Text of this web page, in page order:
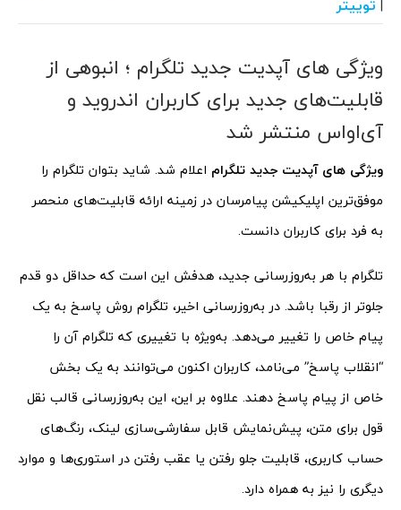
| توییتر
ویژگی های آپدیت جدید تلگرام ؛ انبوهی از
قابلیت‌های جدید برای کاربران اندروید و
آی‌او‌اس منتشر شد
ویژگی های آپدیت جدید تلگرام اعلام شد. شاید بتوان تلگرام را
موفق‌ترین اپلیکیشن پیامرسان در زمینه ارائه قابلیت‌های منحصر
به فرد برای کاربران دانست.
تلگرام با هر به‌روزرسانی جدید، هدفش این است که حداقل دو قدم
جلوتر از رقبا باشد. در به‌روزرسانی اخیر، تلگرام روش پاسخ به یک
پیام خاص را تغییر می‌دهد. به‌ویژه با تغییری که تلگرام آن را
“انقلاب پاسخ” می‌نامد، کاربران اکنون می‌توانند به یک بخش
خاص از پیام پاسخ دهند. علاوه بر این، این به‌روزرسانی قالب نقل
قول برای متن، پیش‌نمایش قابل سفارشی‌سازی لینک، رنگ‌های
حساب کاربری، قابلیت جلو رفتن یا عقب رفتن در استوری‌ها و موارد
دیگری را نیز به همراه دارد.